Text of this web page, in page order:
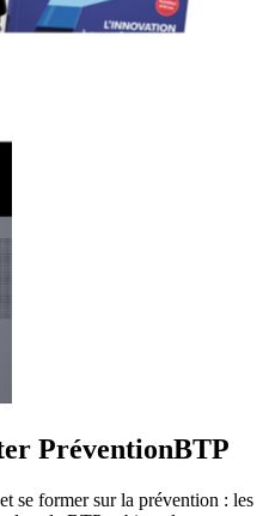
PréventionBTP
se former sur la prévention : les